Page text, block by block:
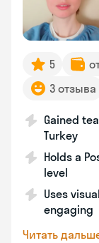
5
3 отзыва
Gained
Turkey
Holds a
level
Uses
engaging
Читать